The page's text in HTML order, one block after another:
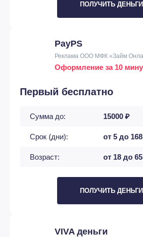
ПОЛУЧИТЬ ДЕНЬГИ
PayPS
Реклама ООО МФК «Займ
Оформление за 10
Первый бесплатно
Сумма до: 15000 ₽
Срок (дни): от 5 до
Возраст: от 18 до
ПОЛУЧИТЬ ДЕНЬГИ
VIVA деньги